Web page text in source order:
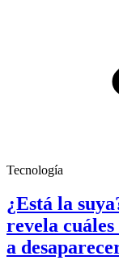
Tecnología
¿Está la
revela
a